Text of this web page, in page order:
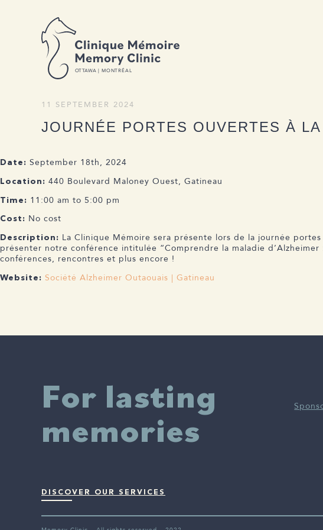
OTTAWA | MONTRÉAL
C M M C
BACK TO NEWS
11 SEPTEMBER 2024
JOURNÉE PORTES OUVERTES À
Date: September 18th, 2024
Location: 440 Boulevard Maloney Ouest, Gatineau
Time: 11:00 am to 5:00 pm
Cost: No cost
Description: La Clinique Mémoire sera présente lors de la journée
présenter notre conférence intitulée “Comprendre la maladie
conférences, rencontres et plus encore !
Website: Société Alzheimer Outaouais | Gatineau
For lasting
memories
DISCOVER OUR SERVICES